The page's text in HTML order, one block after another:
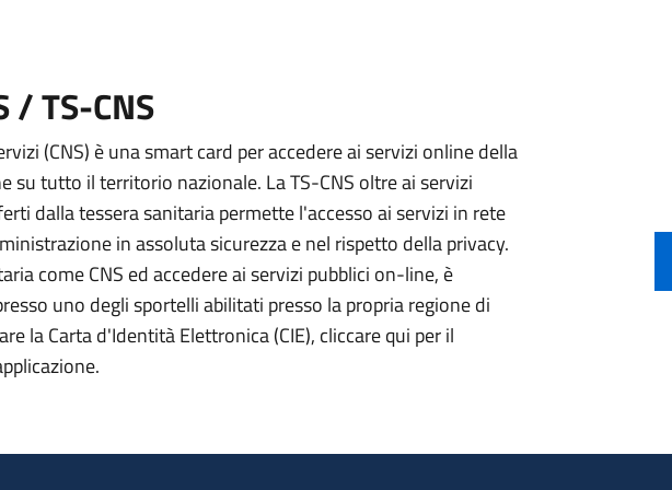
/ TS-CNS
(CNS) è una smart card per accedere ai servizi online della
su tutto il territorio nazionale. La TS-CNS oltre ai servizi
dalla tessera sanitaria permette l'accesso ai servizi in rete
in assoluta sicurezza e nel rispetto della privacy.
come CNS ed accedere ai servizi pubblici on-line, è
uno degli sportelli abilitati presso la propria regione di
la Carta d'Identità Elettronica (CIE), cliccare qui per il